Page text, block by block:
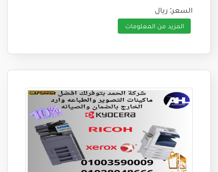
السعر: ريال
المزيد من المعلومات